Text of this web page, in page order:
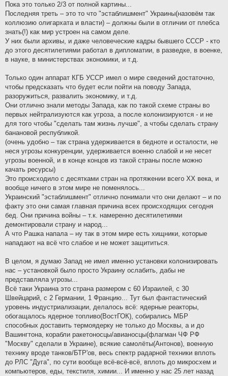
Пока это только 2/3 от полной картины...
Последняя треть – это то что "эстаблишмент" Украины(назовём так
коллюзию олигархата и власти) – должны были в отличии от плебса
знать(!) как мир устроен на самом деле.
У них были архивы, и даже человеческие кадры бывшего СССР - кто
до этого десятилетиями работал в дипломатии, в разведке, в военке,
в науке, в министерствах экономики, и т.д.
Только один аппарат КГБ УССР имел о мире сведений достаточно,
чтобы предсказать что будет если пойти на поводу Запада,
разоружиться, развалить экономику, и т.д.
Они отлично знали методы Запада, как по такой схеме страны во
первых нейтрализуются как угроза, а после колонизируются - и не
для того чтобы "сделать там жизнь лучше", а чтобы сделать страну
банановой республикой.
(очень удобно – так страна удерживается в бедноте и осталости, не
неся угрозы конкуренции, удерживается военно слабой и не несет
угрозы военной, и в конце концов из такой страны после можно
качать ресурсы)
Это происходило с десятками стран на протяжении всего XX века, и
вообще ничего в этом мире не поменялось...
Украинский "эстаблишмент" отлично понимали что они делают – и по
факту это они самая главная причина всех происходящих сегодня
бед. Они причина войны – т.к. намеренно десятилетиями
демонтировали страну и народ...
А что Рашка напала – ну так в этом мире есть хищники, которые
нападают на всё что слабое и не может защититься.
В целом, я думаю Запад не имел именно установки колонизировать
нас – установкой было просто Украину ослабить, дабы не
представляла угрозы...
Всё таки Украина это страна размером с 60 Израилей, с 30
Швейцарий, с 2 Германии, 1 Францию... Тут был фантастический
уровень индустриализации, делалось всё: ядерные реакторы,
обогащалось ядерное топливо(ВостГОК), собирались МБР
способных доставить термоядерку не только до Москвы, а и до
Вашингтона, корабли ракетоносцы/авианосцы(флагман ЧФ РФ
"Москву" сделали в Украине), всякие самолёты(Антонов), военную
технику вроде танков/БТР'ов, весь спектр радарной техники вплоть
до РЛС "Дуга", по сути вообще всё-всё-всё, вплоть до микросхем и
компьютеров, еды, текстиля, химии... И именно у нас 25 лет назад